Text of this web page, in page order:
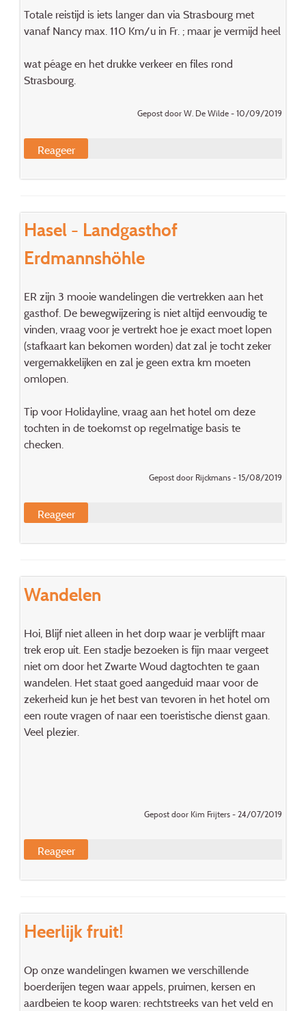
Totale reistijd is iets langer dan via Strasbourg met
vanaf Nancy max. 110 Km/u in Fr. ; maar je vermijd heel
wat péage en het drukke verkeer en files rond
Strasbourg.
Gepost door W. De Wilde - 10/09/2019
Reageer
Hasel - Landgasthof
Erdmannshöhle
ER zijn 3 mooie wandelingen die vertrekken aan het
gasthof. De bewegwijzering is niet altijd eenvoudig te
vinden, vraag voor je vertrekt hoe je exact moet lopen
(stafkaart kan bekomen worden) dat zal je tocht zeker
vergemakkelijken en zal je geen extra km moeten
omlopen.
Tip voor Holidayline, vraag aan het hotel om deze
tochten in de toekomst op regelmatige basis te
checken.
Gepost door Rijckmans - 15/08/2019
Reageer
Wandelen
Hoi, Blijf niet alleen in het dorp waar je verblijft maar
trek erop uit. Een stadje bezoeken is fijn maar vergeet
niet om door het Zwarte Woud dagtochten te gaan
wandelen. Het staat goed aangeduid maar voor de
zekerheid kun je het best van tevoren in het hotel om
een route vragen of naar een toeristische dienst gaan.
Veel plezier.
Gepost door Kim Frijters - 24/07/2019
Reageer
Heerlijk fruit!
Op onze wandelingen kwamen we verschillende
boerderijen tegen waar appels, pruimen, kersen en
aardbeien te koop waren: rechtstreeks van het veld en